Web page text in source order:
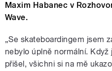
Maxim Habanec v
Wave.
„Se skateboardingem jsem
nebylo úplně normální.
přišel, všichni si na mě